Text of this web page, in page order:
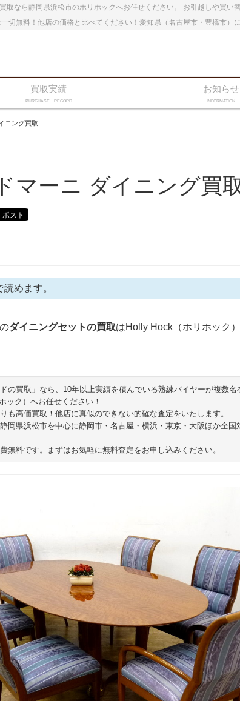
取なら静岡県浜松市のホリホックへお任せください。 お引越しや買
切無料！他店の価格と比べてください！愛知県（名古屋市・豊橋市）
買取実績
PURCHASE RECORD
お知らせ
INFORMATION
ニング買取
マーニ ダイニング買
めます。
のダイニングセットの買取はHolly Hock（ホリホック
の買取」なら、10年以上実績を積んでいる熟練バイヤーが複数名
ック）へお任せください！
も高価買取！他店に真似のできない的確な査定をいたします。
岡県浜松市を中心に静岡市・名古屋・横浜・東京・大阪ほか全国
無料です。まずはお気軽に無料査定をお申し込みください。